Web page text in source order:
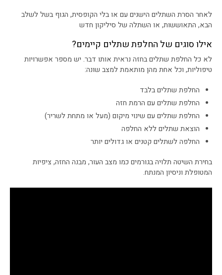
לאחר הסרת השתלים הישנים עם או בלי הקופסית, הגוף בשל לשלב
הבא, התאוששות, או השתלה של סיליקון חדש
אילו סוגים של החלפת שתלים קיימים?
לא כל החלפת שתלים בחזה נראית אותו דבר. יש מספר אפשרויות
טיפוליות, וכל אחת מהן מותאמת למצב שונה:
החלפת שתלים בלבד
החלפת שתלים עם הרמת חזה
החלפת שתלים עם שינוי מיקום (מעל או מתחת לשריר)
הוצאת שתלים ללא החלפה
החלפה לשתלים קטנים או גדולים יותר
בחירת השיטה תלויה בגורמים כמו מצב העור, מבנה החזה, ציפיות
המטופלת וניסיון המנתח.